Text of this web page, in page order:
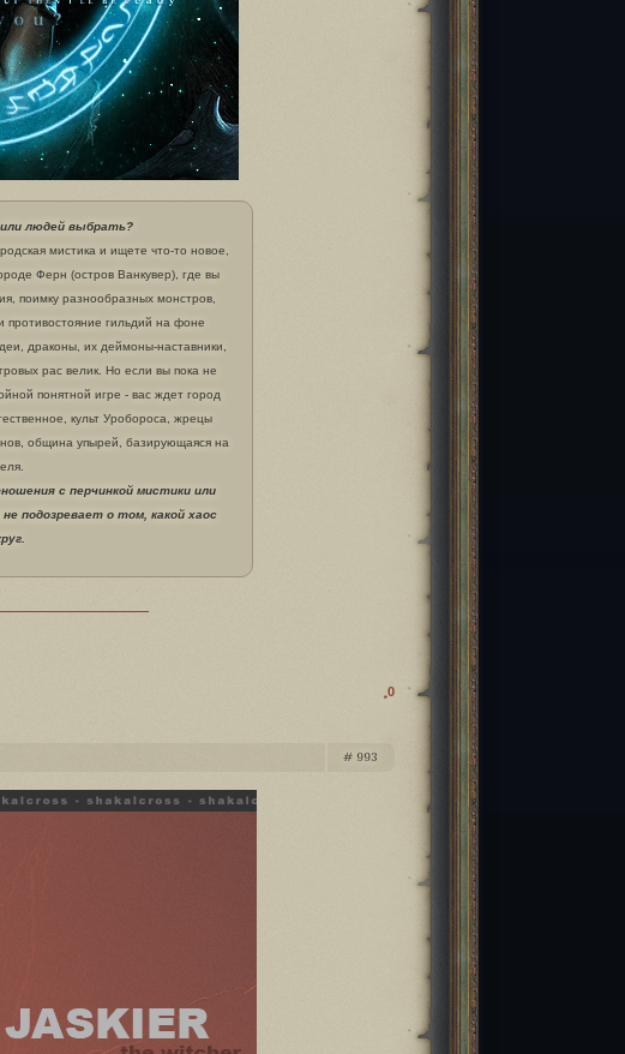
или людей выбрать?
мистика и ищете что-то новое,
Ферн (остров Ванкувер), где вы
поимку разнообразных монстров,
противостояние гильдий на фоне
драконы, их деймоны-наставники,
рас велик. Но если вы пока не
понятной игре - вас ждет город
культ Уробороса, жрецы
община упырей, базирующаяся на
с перчинкой мистики или
подозревает о том, какой хаос
0
993